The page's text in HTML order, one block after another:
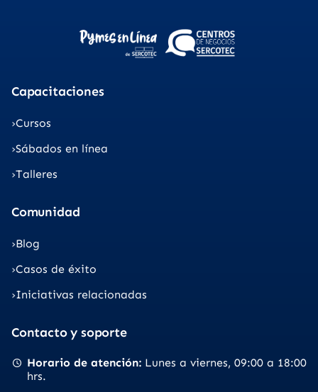
Capacitaciones
Cursos
Sábados en línea
Talleres
Comunidad
Blog
Casos de éxito
Iniciativas relacionadas
Contacto y soporte
Horario de atención Lunes a viernes 09:00 a 18:00
hrs.